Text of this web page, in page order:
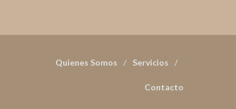
Quienes Somos Servicios
Contacto